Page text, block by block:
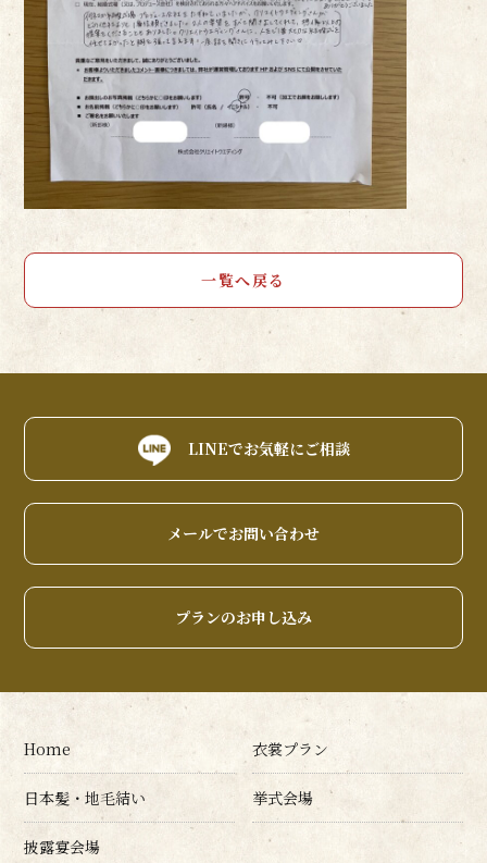
一覧へ戻る
LINEでお気軽にご相談
メールでお問い合わせ
プランのお申し込み
Home 衣裳プラン
日本髪・地毛結い 挙式会場
披露宴会場